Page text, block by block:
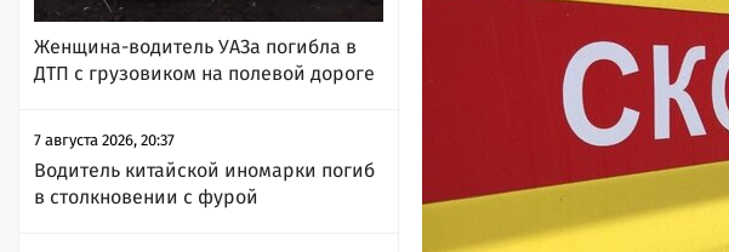
Женщина-водитель УАЗа погибла в
ДТП с грузовиком на полевой дороге
7 августа 2026, 20:37
Водитель китайской иномарки погиб
в столкновении с фурой